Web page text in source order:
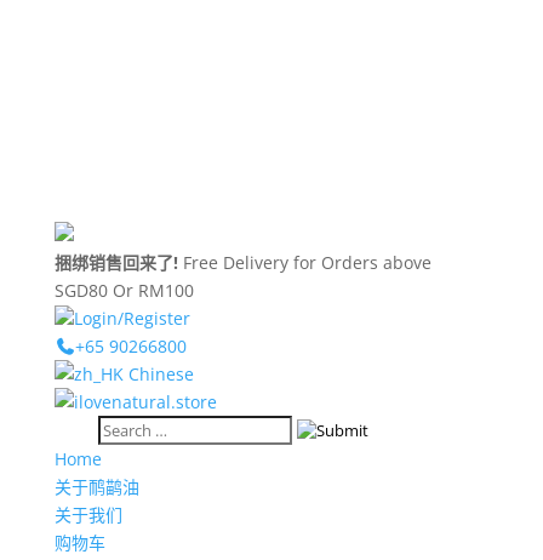
捆绑销售回来了!Free Delivery for Orders above
SGD80 Or RM100
Login/Register
+65 90266800
Chinese
Home
关于鸸鹋油​
关于我们
购物车